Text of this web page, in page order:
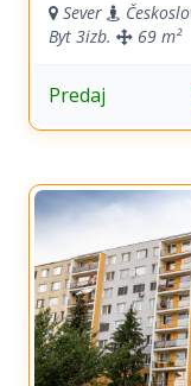
Sever
Byt 3izb. 69 m²
Predaj